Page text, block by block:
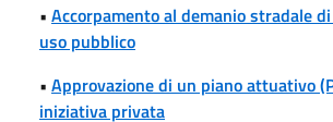
• Accorpamento al demanio stradale
uso pubblico
• Approvazione di un piano attuativo
iniziativa privata